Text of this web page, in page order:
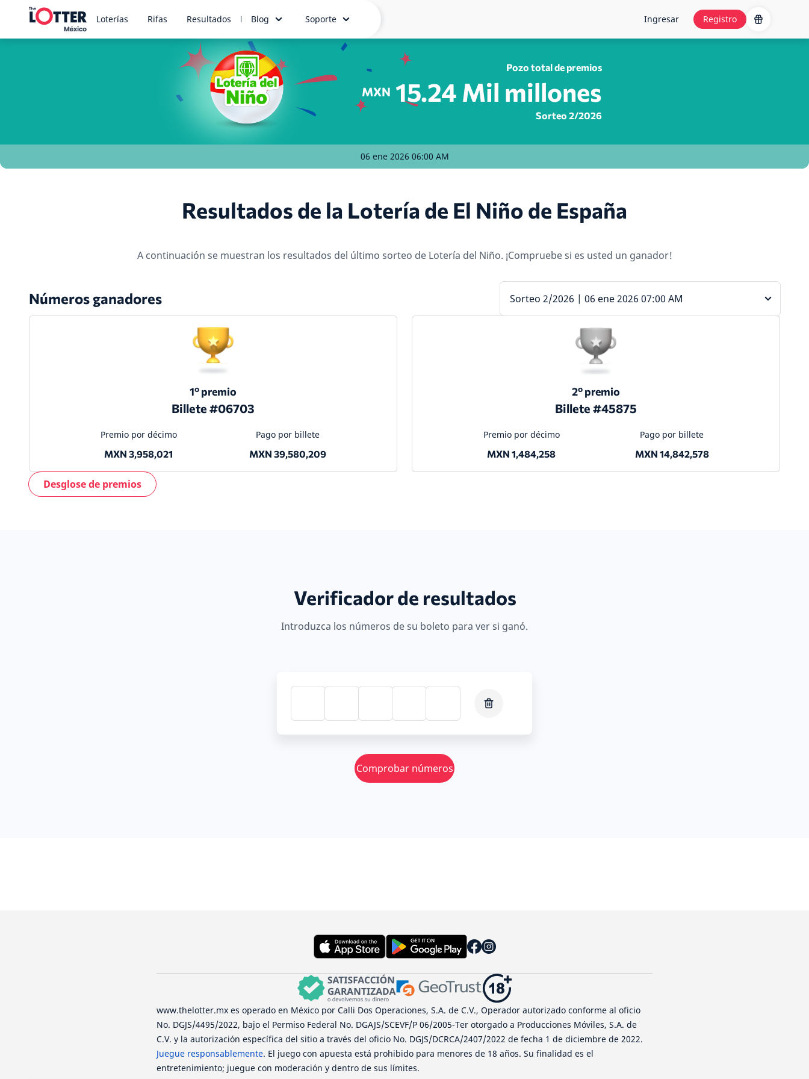
Loterías Rifas Resultados Blog Soporte Ingresar Registro
Pozo total de premios
MXN 15.24 Mil millones
Sorteo 2/2026
06 ene 2026 06:00 AM
Resultados de la Lotería de El Niño de España
A continuación se muestran los resultados del último sorteo de Lotería del Niño. ¡Compruebe si es usted un ganador!
Números ganadores Sorteo 2/2026 | 06 ene 2026 07:00 AM
1º premio
Billete #06703
Premio por décimo
MXN 3,958,021
Pago por billete
MXN 39,580,209
2º premio
Billete #45875
Premio por décimo
MXN 1,484,258
Pago por billete
MXN 14,842,578
Desglose de premios
Verificador de resultados
Introduzca los números de su boleto para ver si ganó.
Comprobar números
www.thelotter.mx es operado en México por Calli Dos Operaciones, S.A. de C.V., Operador autorizado conforme al oficio
No. DGJS/4495/2022, bajo el Permiso Federal No. DGAJS/SCEVF/P 06/2005-Ter otorgado a Producciones Móviles, S.A. de
C.V. y la autorización específica del sitio a través del oficio No. DGJS/DCRCA/2407/2022 de fecha 1 de diciembre de 2022.
Juegue responsablemente. El juego con apuesta está prohibido para menores de 18 años. Su finalidad es el
entretenimiento; juegue con moderación y dentro de sus límites.